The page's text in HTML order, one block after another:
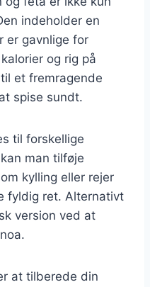
indeholder en
gavnlige for
og rig på
et fremragende
spise sundt.
til forskellige
man tilføje
kylling eller rejer
fyldig ret. Alternativt
version ved at
at tilberede din